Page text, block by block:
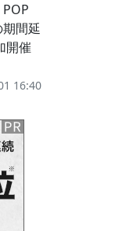
期間延
開催
16:40